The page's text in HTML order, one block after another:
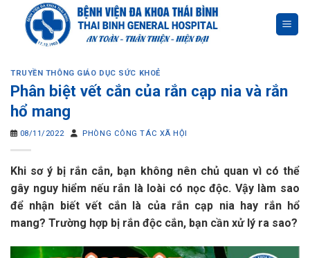
content
TRUYỀN THÔNG GIÁO DỤC SỨC KHOẺ
Phân biệt vết cắn của rắn cạp nia và rắn
hổ mang
08/11/2022 PHÒNG CÔNG TÁC XÃ HỘI
Khi sơ ý bị rắn cắn, bạn không nên chủ quan vì có thể
gây nguy hiểm nếu rắn là loài có nọc độc. Vậy làm sao
để nhận biết vết cắn là của rắn cạp nia hay rắn hổ
mang? Trường hợp bị rắn độc cắn, bạn cần xử lý ra sao?